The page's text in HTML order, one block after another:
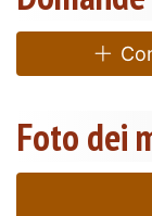
Foto dei